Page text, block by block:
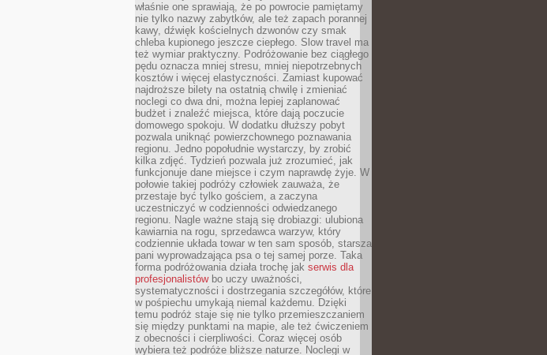
właśnie one sprawiają, że po powrocie pamiętamy
nie tylko nazwy zabytków, ale też zapach porannej
kawy, dźwięk kościelnych dzwonów czy smak
chleba kupionego jeszcze ciepłego. Slow travel ma
też wymiar praktyczny. Podróżowanie bez ciągłego
pędu oznacza mniej stresu, mniej niepotrzebnych
kosztów i więcej elastyczności. Zamiast kupować
najdroższe bilety na ostatnią chwilę i zmieniać
noclegi co dwa dni, można lepiej zaplanować
budżet i znaleźć miejsca, które dają poczucie
domowego spokoju. W dodatku dłuższy pobyt
pozwala uniknąć powierzchownego poznawania
regionu. Jedno popołudnie wystarczy, by zrobić
kilka zdjęć. Tydzień pozwala już zrozumieć, jak
funkcjonuje dane miejsce i czym naprawdę żyje. W
połowie takiej podróży człowiek zauważa, że
przestaje być tylko gościem, a zaczyna
uczestniczyć w codzienności odwiedzanego
regionu. Nagle ważne stają się drobiazgi: ulubiona
kawiarnia na rogu, sprzedawca warzyw, który
codziennie układa towar w ten sam sposób, starsza
pani wyprowadzająca psa o tej samej porze. Taka
forma podróżowania działa trochę jak serwis dla
profesjonalistówbo uczy uważności,
systematyczności i dostrzegania szczegółów, które
w pośpiechu umykają niemal każdemu. Dzięki
temu podróż staje się nie tylko przemieszczaniem
się między punktami na mapie, ale też ćwiczeniem
z obecności i cierpliwości. Coraz więcej osób
wybiera też podróże bliższe naturze. Noclegi w